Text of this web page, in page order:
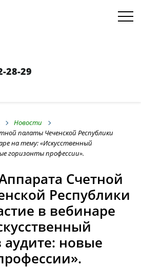
28-29
Новости
палаты Чеченской Республики
на тему: «Искусственный
горизонты профессии».
Счетной
Республики
в вебинаре
аудите: новые